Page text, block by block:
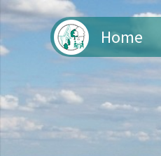
Home